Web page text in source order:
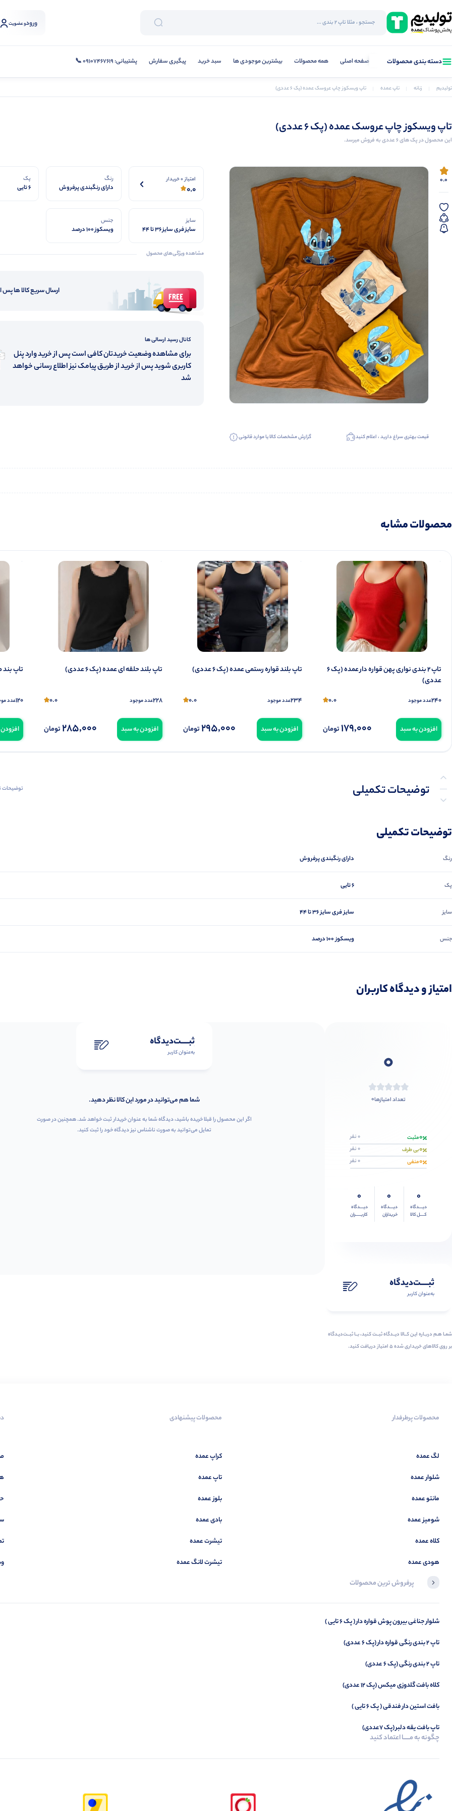
ورودو عضویت
دسته بندی محصولات صفحه اصلی همه محصولات بیشترین موجودی ها سبد خرید پیگیری سفارش پشتیبانی: 09107467619 📞
تولیدیم زنانه تاپ عمده تاپ ویسکوز چاپ عروسک عمده (پک 6 عددی)
تاپ ویسکوز چاپ عروسک عمده (پک 6 عددی)
این محصول در پک های 6 عددی به فروش میرسد.
0.0
قیمت بهتری سراغ دارید ، اعلام کنید گزارش مشخصات کالا یا موارد قانونی
امتیاز 0 خریدار
0.0
رنگ
دارای رنگبندی پرفروش
پک
6 تایی
سایز
سایز فری سایز ۳۶ تا ۴۴
جنس
ویسکوز 100 درصد
مشاهده ویژگی‌های محصول
ارسال سریع کالا ها
کانال رسید ارسالی ها
برای مشاهده وضعیت خریدتان کافی است پس از خرید وارد پنل
کاربری شوید پس از خرید از طریق پیامک نیز اطلاع رسانی خواهد
شد
محصولات مشابه
تاپ ۲ بندی نواری پهن قواره دار عمده (پک 6
عددی)
240عدد موجود 0.0
افزودن به سبد 179,000تومان
تاپ بلند قواره رستمی عمده (پک 6 عددی)
234عدد موجود 0.0
افزودن به سبد 295,000تومان
تاپ بلند حلقه ای عمده (پک 6 عددی)
228عدد موجود 0.0
افزودن به سبد 285,000تومان
تاپ بند
120عدد
توضیحات تکمیلی
توضیحات
توضیحات تکمیلی
رنگ دارای رنگبندی پرفروش
پک 6 تایی
سایز سایز فری سایز ۳۶ تا ۴۴
جنس ویسکوز 100 درصد
امتیاز و دیدگاه کاربران
0
تعداد امتیازها0
0مثبت 0 نفر
0بی طرف 0 نفر
0منفی 0 نفر
0
دیــــدگاه
کــــل کالا
0
دیــــدگاه
خریداران
0
دیــــدگاه
کاربـــــران
ثبـــــت‌دیدگاه
به‌عنوان کاربر
شمـا هـم دربـاره ایـن کــالا دیــدگاه ثبــت کنید، بــا ثبــت‌دیـدگاه
بر روی کالاهای خریداری شده ۵ امتیاز دریافت کنید.
ثبـــــت‌دیدگاه
به‌عنوان کاربر
شما هم می‌توانید در مورد این کالا نظر دهید.
اگر این محصول را قبلا خریده باشید، دیدگاه شما به عنوان خریدار ثبت خواهد شد. همچنین در صورت
تمایل می‌توانید به صورت ناشناس نیز دیدگاه خود را ثبت کنید.
محصولات پرطرفدار
لگ عمده
شلوار عمده
مانتو عمده
شومیز عمده
کلاه عمده
هودی عمده
محصولات پیشنهادی
کراپ عمده
تاپ عمده
بلوز عمده
بادی عمده
تیشرت عمده
تیشرت لانگ عمده
پرفروش ترین محصولات
آخرین محصولاتی که بازدید کردید
شلوار جناغی بیرون پوش قواره دار ( پک 6 تایی )
تاپ ۲ بندی رنگی قواره دار (پک 6 عددی)
تاپ 2 بندی رنگی (پک 6 عددی)
کلاه بافت گلدوزی میکس (پک 12 عددی)
بافت استین دار فندقی ( پک 6 تایی )
تاپ بافت یقه دلبر (پک 7عددی)
تاپ ویسکوز چاپ عروسک عمده (پک 6 عددی)
چگونه به مــــــا اعتماد کنید